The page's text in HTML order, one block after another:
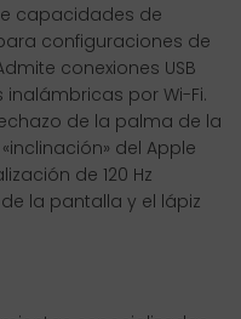
capacidades de
configuraciones de
conexiones USB
por Wi-Fi.
de la palma de la
del Apple
de 120 Hz
la pantalla y el lápiz